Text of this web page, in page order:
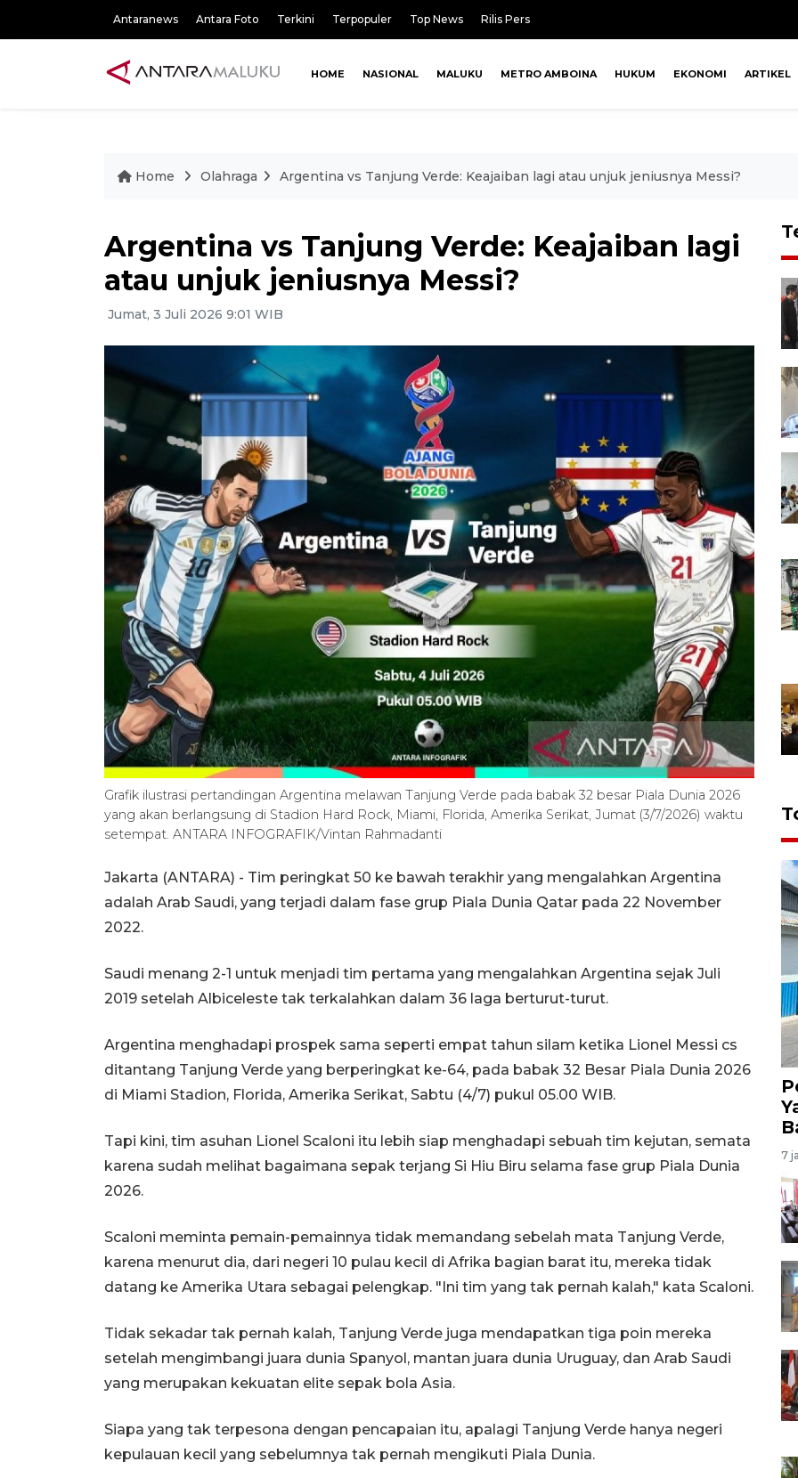
Antaranews Antara Foto Terkini Terpopuler Top News Rilis Pers
HOME NASIONAL MALUKU METRO AMBOINA HUKUM EKONOMI ARTIKEL
Home Olahraga Argentina vs Tanjung Verde: Keajaiban lagi atau unjuk jeniusnya Messi?
Argentina vs Tanjung Verde: Keajaiban lagi
atau unjuk jeniusnya Messi?
Jumat, 3 Juli 2026 9:01 WIB
Grafik ilustrasi pertandingan Argentina melawan Tanjung Verde pada babak 32 besar Piala Dunia 2026
yang akan berlangsung di Stadion Hard Rock, Miami, Florida, Amerika Serikat, Jumat (3/7/2026) waktu
setempat. ANTARA INFOGRAFIK/Vintan Rahmadanti
Jakarta (ANTARA) - Tim peringkat 50 ke bawah terakhir yang mengalahkan Argentina
adalah Arab Saudi, yang terjadi dalam fase grup Piala Dunia Qatar pada 22 November
2022.
Saudi menang 2-1 untuk menjadi tim pertama yang mengalahkan Argentina sejak Juli
2019 setelah Albiceleste tak terkalahkan dalam 36 laga berturut-turut.
Argentina menghadapi prospek sama seperti empat tahun silam ketika Lionel Messi cs
ditantang Tanjung Verde yang berperingkat ke-64, pada babak 32 Besar Piala Dunia 2026
di Miami Stadion, Florida, Amerika Serikat, Sabtu (4/7) pukul 05.00 WIB.
Tapi kini, tim asuhan Lionel Scaloni itu lebih siap menghadapi sebuah tim kejutan, semata
karena sudah melihat bagaimana sepak terjang Si Hiu Biru selama fase grup Piala Dunia
2026.
Scaloni meminta pemain-pemainnya tidak memandang sebelah mata Tanjung Verde,
karena menurut dia, dari negeri 10 pulau kecil di Afrika bagian barat itu, mereka tidak
datang ke Amerika Utara sebagai pelengkap. "Ini tim yang tak pernah kalah," kata Scaloni.
Tidak sekadar tak pernah kalah, Tanjung Verde juga mendapatkan tiga poin mereka
setelah mengimbangi juara dunia Spanyol, mantan juara dunia Uruguay, dan Arab Saudi
yang merupakan kekuatan elite sepak bola Asia.
Siapa yang tak terpesona dengan pencapaian itu, apalagi Tanjung Verde hanya negeri
kepulauan kecil yang sebelumnya tak pernah mengikuti Piala Dunia.
7